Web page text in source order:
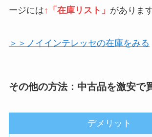
ージには↑「在庫リスト」 があります
＞＞ノイインテレッセの在庫をみる
その他の方法：中古品を激安で
デメリット